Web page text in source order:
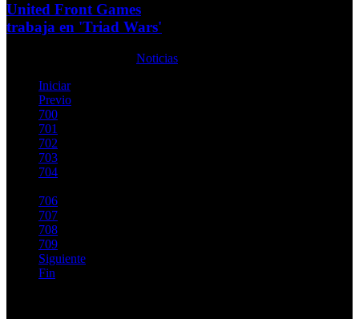
United Front Games
trabaja en 'Triad Wars'
Noticias
Iniciar
Previo
700
701
702
703
704
706
707
708
709
Siguiente
Fin